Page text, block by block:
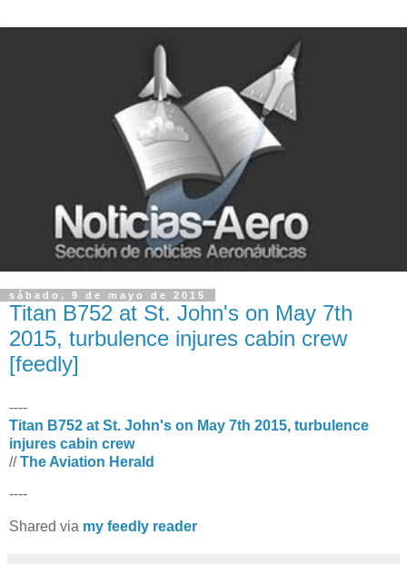
sábado, 9 de mayo de 2015
Titan B752 at St. John's on May 7th
2015, turbulence injures cabin crew
[feedly]
----
Titan B752 at St. John's on May 7th 2015, turbulence
injures cabin crew
//The Aviation Herald
----
Shared via my feedly reader